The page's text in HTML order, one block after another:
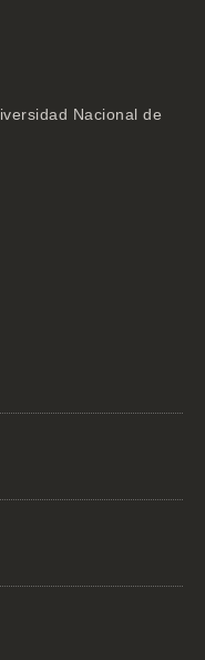
Nacional de